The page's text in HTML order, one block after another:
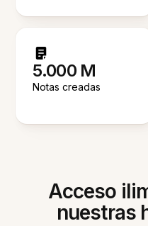
5.000 M
Notas creadas
Acceso
nuestras